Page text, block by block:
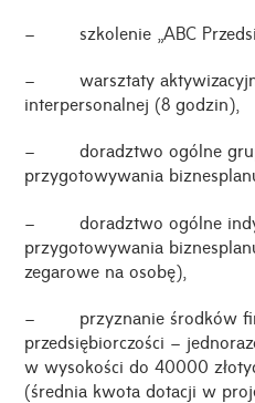
– szkolenie „ABC
– warsztaty
interpersonalnej (8 godzin),
– doradztwo ogólne
przygotowywania
– doradztwo ogólne
przygotowywania
zegarowe na osobę),
– przyznanie środków
przedsiębiorczości –
w wysokości do 40000
(średnia kwota dotacji w